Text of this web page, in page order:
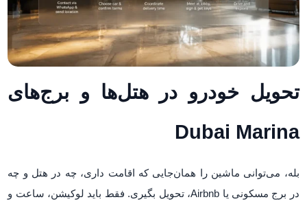
تحویل خودرو در هتل‌ها و برج‌های
Dubai Marina
بله، می‌توانی ماشین را همان‌جایی که اقامت داری، چه در هتل و چه
در برج مسکونی یا Airbnb، تحویل بگیری. فقط باید لوکیشن، ساعت و